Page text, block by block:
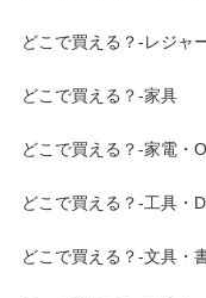
どこで買える？-レジャ
どこで買える？-家具
どこで買える？-家電・
どこで買える？-工具・
どこで買える？-文具・